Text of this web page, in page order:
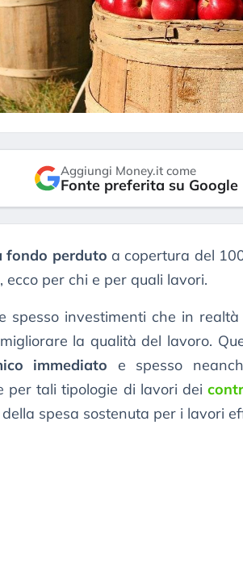
Aggiungi Money.it come
Fonte preferita su Google
fondo perduto a copertura del
, ecco per chi e per quali lavori.
spesso investimenti che in
la qualità del lavoro.
immediato e spesso
per tali tipologie di lavori dei
spesa sostenuta per i lavori
estreme alla
Cosa sta guidando il
degli asset?
segni di stanchezza
«La
in
della
Kospi,
30 luglio